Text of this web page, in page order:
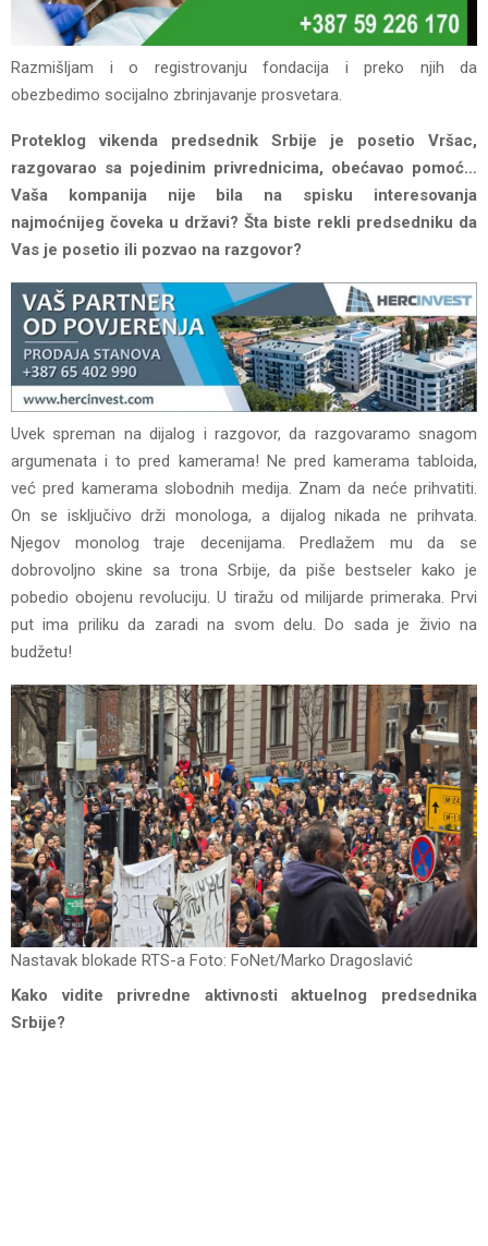
Razmišljam i o registrovanju fondacija i preko njih da
obezbedimo socijalno zbrinjavanje prosvetara.
Proteklog vikenda predsednik Srbije je posetio Vršac,
razgovarao sa pojedinim privrednicima, obećavao pomoć…
Vaša kompanija nije bila na spisku interesovanja
najmoćnijeg čoveka u državi? Šta biste rekli predsedniku da
Vas je posetio ili pozvao na razgovor?
Uvek spreman na dijalog i razgovor, da razgovaramo snagom
argumenata i to pred kamerama! Ne pred kamerama tabloida,
već pred kamerama slobodnih medija. Znam da neće prihvatiti.
On se isključivo drži monologa, a dijalog nikada ne prihvata.
Njegov monolog traje decenijama. Predlažem mu da se
dobrovoljno skine sa trona Srbije, da piše bestseler kako je
pobedio obojenu revoluciju. U tiražu od milijarde primeraka. Prvi
put ima priliku da zaradi na svom delu. Do sada je živio na
budžetu!
Nastavak blokade RTS-a Foto: FoNet/Marko Dragoslavić
Kako vidite privredne aktivnosti aktuelnog predsednika
Srbije?